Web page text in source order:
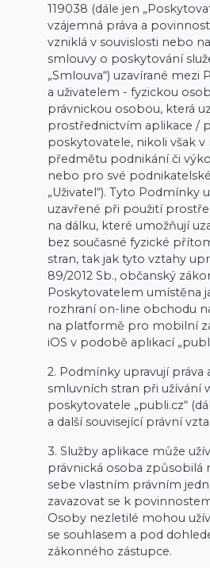
119038 (dále jen
vzájemná práva a
vzniklá v souvislosti nebo
smlouvy o poskytování
„Smlouva“) uzavírané mezi
a uživatelem - fyzickou
právnickou osobou, která
prostřednictvím aplikace /
poskytovatele, nikoli však v
předmětu podnikání či
nebo pro své
„Uživatel“). Tyto Podmínky
uzavřené při použití
na dálku, které umožňují
bez současné fyzické
stran, tak jak tyto vztahy
89/2012 Sb., občanský
Poskytovatelem umístěna
rozhraní on-line obchodu
na platformě pro mobilní
iOS v podobě aplikací
2. Podmínky upravují práva
smluvních stran při užívání
poskytovatele „publi.cz“
a další související právní
3. Služby aplikace může
právnická osoba způsobilá
sebe vlastním právním
zavazovat se k
Osoby nezletilé mohou
se souhlasem a pod
zákonného zástupce.